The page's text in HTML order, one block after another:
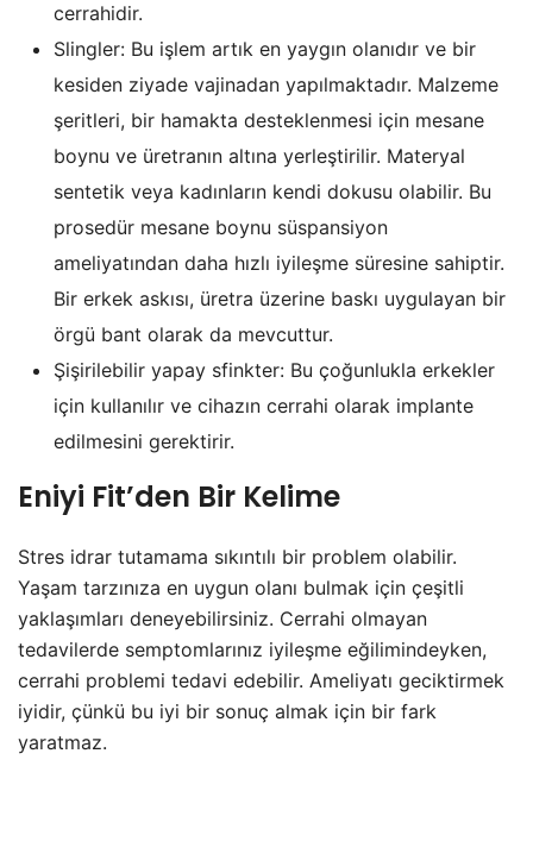
cerrahidir.
Slingler: Bu işlem artık en yaygın olanıdır ve bir
kesiden ziyade vajinadan yapılmaktadır. Malzeme
şeritleri, bir hamakta desteklenmesi için mesane
boynu ve üretranın altına yerleştirilir. Materyal
sentetik veya kadınların kendi dokusu olabilir. Bu
prosedür mesane boynu süspansiyon
ameliyatından daha hızlı iyileşme süresine sahiptir.
Bir erkek askısı, üretra üzerine baskı uygulayan bir
örgü bant olarak da mevcuttur.
Şişirilebilir yapay sfinkter: Bu çoğunlukla erkekler
için kullanılır ve cihazın cerrahi olarak implante
edilmesini gerektirir.
Eniyi Fit’den Bir Kelime
Stres idrar tutamama sıkıntılı bir problem olabilir.
Yaşam tarzınıza en uygun olanı bulmak için çeşitli
yaklaşımları deneyebilirsiniz. Cerrahi olmayan
tedavilerde semptomlarınız iyileşme eğilimindeyken,
cerrahi problemi tedavi edebilir. Ameliyatı geciktirmek
iyidir, çünkü bu iyi bir sonuç almak için bir fark
yaratmaz.